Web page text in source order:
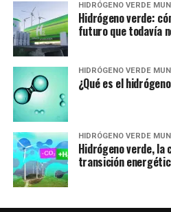
HIDRÓGENO VERDE
Hidrógeno verde:
futuro que todavía
HIDRÓGENO VERDE
¿Qué es el
HIDRÓGENO VERDE
Hidrógeno verde, la
transición